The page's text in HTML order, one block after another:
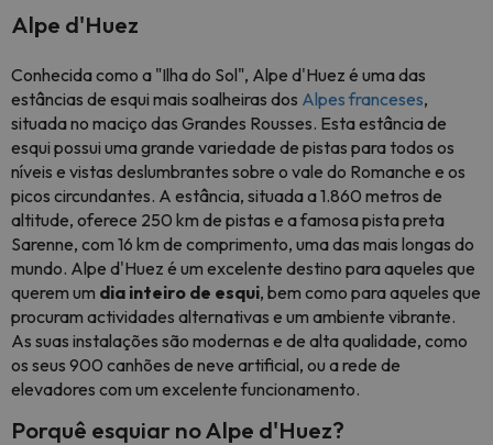
Alpe d'Huez
Conhecida como a "Ilha do Sol", Alpe d'Huez é uma das
estâncias de esqui mais soalheiras dos Alpes franceses,
situada no maciço das Grandes Rousses. Esta estância de
esqui possui uma grande variedade de pistas para todos os
níveis e vistas deslumbrantes sobre o vale do Romanche e os
picos circundantes. A estância, situada a 1.860 metros de
altitude, oferece 250 km de pistas e a famosa pista preta
Sarenne, com 16 km de comprimento, uma das mais longas do
mundo. Alpe d'Huez é um excelente destino para aqueles que
querem um dia inteiro de esqui, bem como para aqueles que
procuram actividades alternativas e um ambiente vibrante.
As suas instalações são modernas e de alta qualidade, como
os seus 900 canhões de neve artificial, ou a rede de
elevadores com um excelente funcionamento.
Porquê esquiar no Alpe d'Huez?